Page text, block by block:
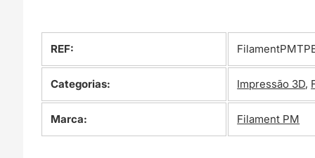
REF:
Categorias: Impressão 3D,
Marca: Filament PM